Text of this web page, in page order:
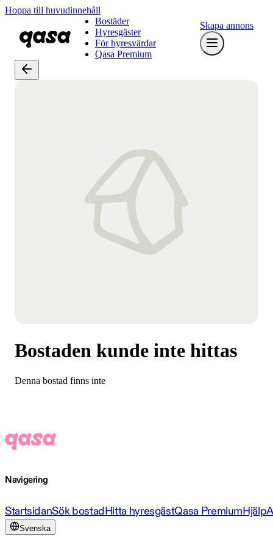
Hoppa till huvudinnehåll
Bostäder
Hyresgäster
För hyresvärdar
Qasa Premium
Skapa annons
Bostaden kunde inte hittas
Denna bostad finns inte
Navigering
StartsidanSök bostadHitta hyresgästQasa PremiumHjälp
Svenska